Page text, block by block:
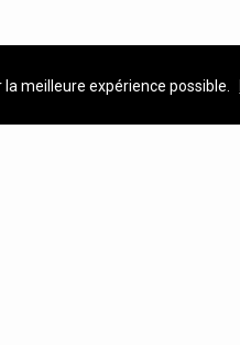
meilleure expérience possible.